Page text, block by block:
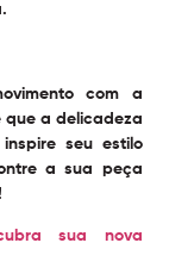
com a
que a delicadeza
seu estilo
a sua peça
sua nova